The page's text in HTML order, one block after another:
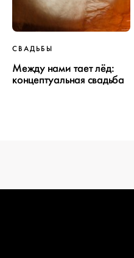
СВАДЬБЫ
Между нами тает лёд:
концептуальная свадьба
ПРОЕКТ
СВАДЬБЫ
ОТ WEDDYWOOD